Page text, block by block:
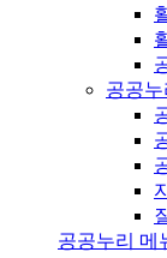
공공누
공공누리 메